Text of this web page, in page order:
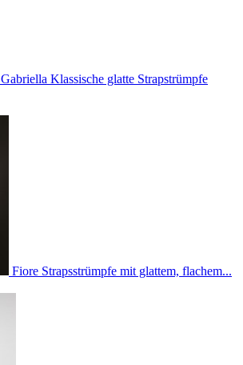
Gabriella Klassische glatte Strapstrümpfe
Fiore Strapsstrümpfe mit glattem, flachem...